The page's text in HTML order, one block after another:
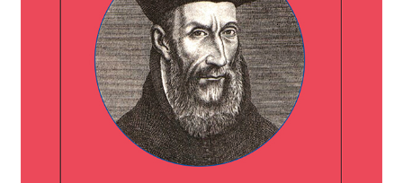
Login Customizer
Newsletter
Nous Contacter
Politique de confidentialité et cookies